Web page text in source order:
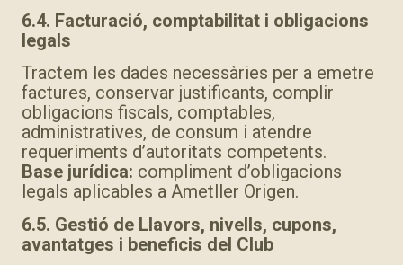
6.4. Facturació, comptabilitat i obligacions
legals
Tractem les dades necessàries per a emetre
factures, conservar justificants, complir
obligacions fiscals, comptables,
administratives, de consum i atendre
requeriments d’autoritats competents.
Base jurídica: compliment d’obligacions
legals aplicables a Ametller Origen.
6.5. Gestió de Llavors, nivells, cupons,
avantatges i beneficis del Club